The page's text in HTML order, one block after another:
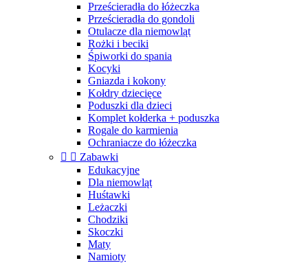
Prześcieradła do łóżeczka
Prześcieradła do gondoli
Otulacze dla niemowląt
Rożki i beciki
Śpiworki do spania
Kocyki
Gniazda i kokony
Kołdry dziecięce
Poduszki dla dzieci
Komplet kołderka + poduszka
Rogale do karmienia
Ochraniacze do łóżeczka
  Zabawki
Edukacyjne
Dla niemowląt
Huśtawki
Leżaczki
Chodziki
Skoczki
Maty
Namioty